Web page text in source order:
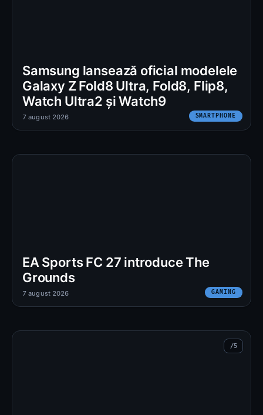
Samsung lansează oficial modelele
Galaxy Z Fold8 Ultra, Fold8, Flip8,
Watch Ultra2 și Watch9
SMARTPHONE
7 august 2026
EA Sports FC 27 introduce The
Grounds
GAMING
7 august 2026